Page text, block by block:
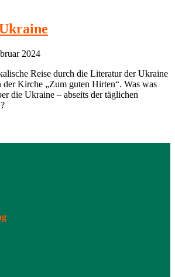
2024
Reise durch die Literatur der Ukraine
Kirche „Zum guten Hirten“. Was was
die Ukraine – abseits der täglichen